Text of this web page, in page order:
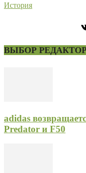
История
ВЫБОР
adidas
Predator и F50